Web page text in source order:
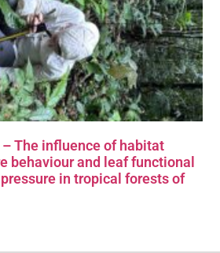
The influence of habitat
behaviour and leaf functional
in tropical forests of